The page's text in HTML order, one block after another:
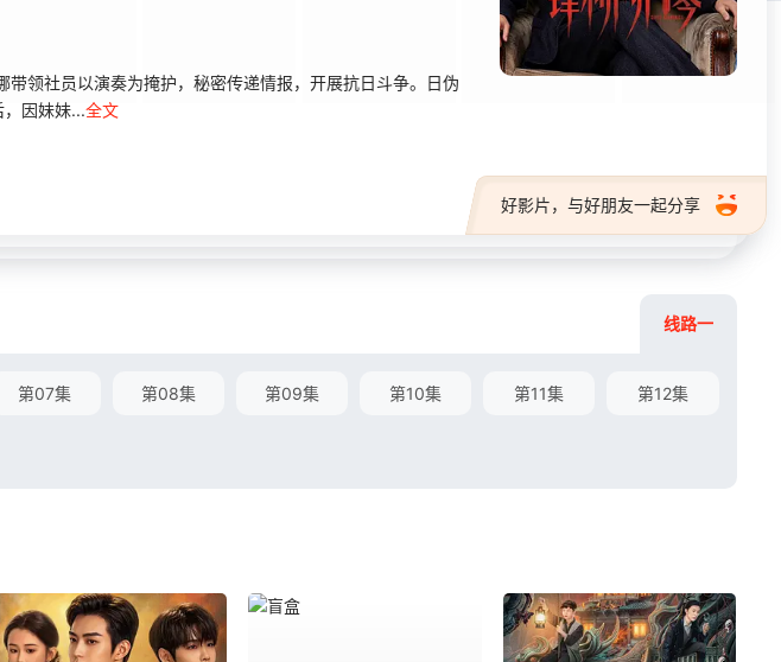
领社员以演奏为掩护，秘密传递情报，开展抗日斗争。日伪
因妹妹...全文
好影片，与好朋友一起分享
线路一
第07集 第08集 第09集 第10集 第11集 第12集